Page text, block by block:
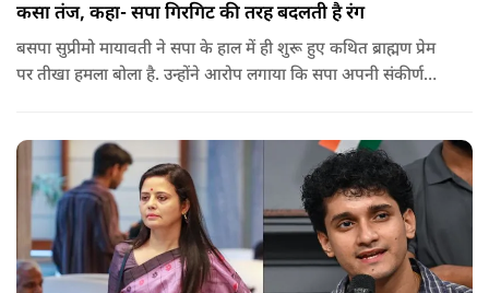
कसा तंज, कहा- सपा गिरगिट की तरह बदलती है रंग
बसपा सुप्रीमो मायावती ने सपा के हाल में ही शुरू हुए कथित ब्राह्मण प्रेम
पर तीखा हमला बोला है. उन्होंने आरोप लगाया कि सपा अपनी संकीर्ण